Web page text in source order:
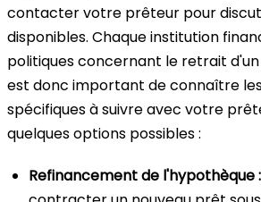
contacter votre prêteur pour
disponibles. Chaque institution
politiques concernant le retrait
est donc important de connaître
spécifiques à suivre avec votre
quelques options possibles :
Refinancement de l'hypothèque :